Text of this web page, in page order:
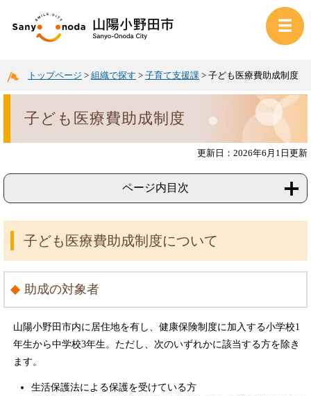
トップページ > 組織で探す > 子育て支援課 > 子ども医療費助成制度
子ども医療費助成制度
更新日：2026年6月1日更新
ページ内目次
子ども医療費助成制度について
助成の対象者
山陽小野田市内に居住地を有し、健康保険制度に加入する小学校1
年生から中学校3年生。ただし、次のいずれかに該当する方を除き
ます。
生活保護法による保護を受けている方